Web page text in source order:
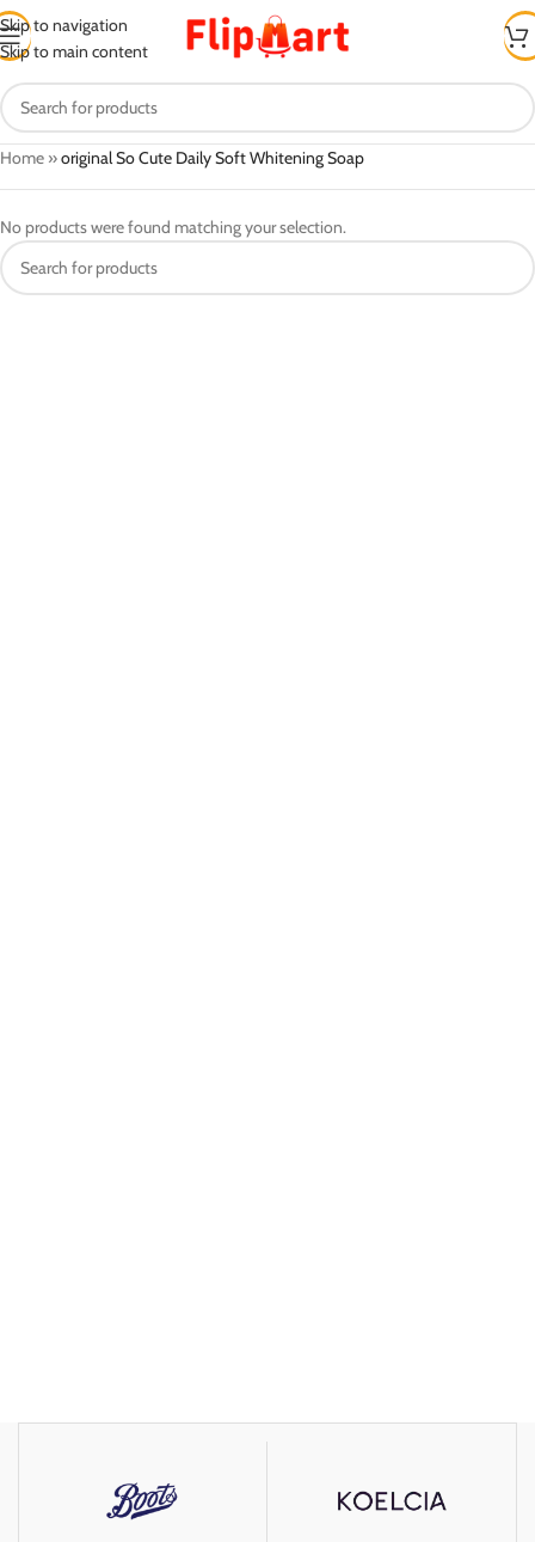
Skip to navigation
Skip to main content
Home »original So Cute Daily Soft Whitening Soap
No products were found matching your selection.